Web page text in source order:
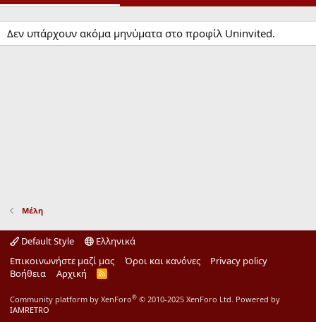
Δεν υπάρχουν ακόμα μηνύματα στο προφίλ Uninvited.
Μέλη
Default Style
Ελληνικά
Επικοινωνήστε μαζί μας
Όροι και κανόνες
Privacy policy
Βοήθεια
Αρχική
R
Community platform by XenForo® © 2010-2025 XenForo Ltd. Powered by
IAMRETRO